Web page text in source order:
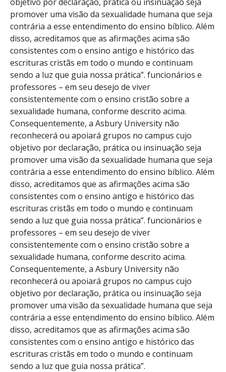
promover uma visão da sexualidade humana que seja
contrária a esse entendimento do ensino bíblico. Além
disso, acreditamos que as afirmações acima são
consistentes com o ensino antigo e histórico das
escrituras cristãs em todo o mundo e continuam
sendo a luz que guia nossa prática”. funcionários e
professores – em seu desejo de viver
consistentemente com o ensino cristão sobre a
sexualidade humana, conforme descrito acima.
Consequentemente, a Asbury University não
reconhecerá ou apoiará grupos no campus cujo
objetivo por declaração, prática ou insinuação seja
promover uma visão da sexualidade humana que seja
contrária a esse entendimento do ensino bíblico. Além
disso, acreditamos que as afirmações acima são
consistentes com o ensino antigo e histórico das
escrituras cristãs em todo o mundo e continuam
sendo a luz que guia nossa prática”. funcionários e
professores – em seu desejo de viver
consistentemente com o ensino cristão sobre a
sexualidade humana, conforme descrito acima.
Consequentemente, a Asbury University não
reconhecerá ou apoiará grupos no campus cujo
objetivo por declaração, prática ou insinuação seja
promover uma visão da sexualidade humana que seja
contrária a esse entendimento do ensino bíblico. Além
disso, acreditamos que as afirmações acima são
consistentes com o ensino antigo e histórico das
escrituras cristãs em todo o mundo e continuam
sendo a luz que guia nossa prática”.